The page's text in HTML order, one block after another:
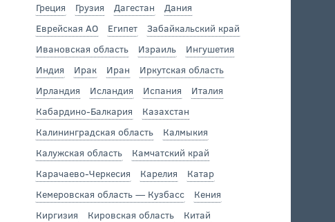
Греция
Грузия Дагестан
Дания
Еврейская АО
Египет
Забайкальский край
Ивановская область
Израиль
Ингушетия
Индия
Ирак Иран
Иркутская область
Ирландия
Исландия Испания
Италия
Кабардино-Балкария
Казахстан
Калининградская область
Калмыкия
Калужская область
Камчатский край
Карачаево-Черкесия
Карелия
Катар
Кемеровская область — Кузбасс
Кения
Киргизия
Кировская область
Китай